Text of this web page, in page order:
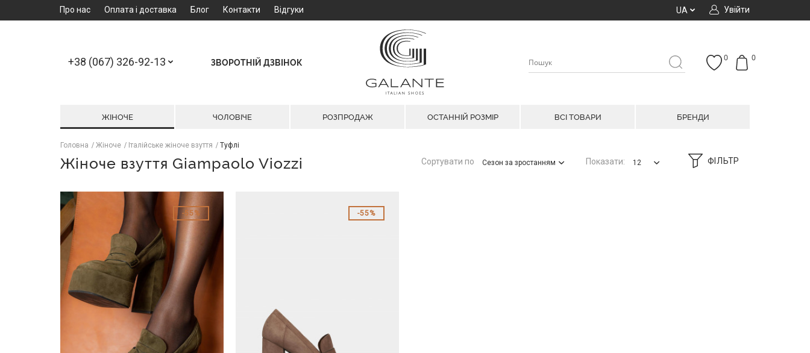
Про нас Оплата і доставка Блог Контакти Відгуки Увійти
UA
+38 (067) 326-92-13 ЗВОРОТНІЙ ДЗВІНОК
0
0
ЖІНОЧЕ ЧОЛОВІЧЕ РОЗПРОДАЖ ОСТАННІЙ РОЗМІР ВСІ ТОВАРИ БРЕНДИ
Головна Жіноче Італійське жіноче взуття Туфлі
Жіноче взуття Giampaolo Viozzi ФІЛЬТР
Сортувати по Сезон за зростанням Показати: 12
55% 55%